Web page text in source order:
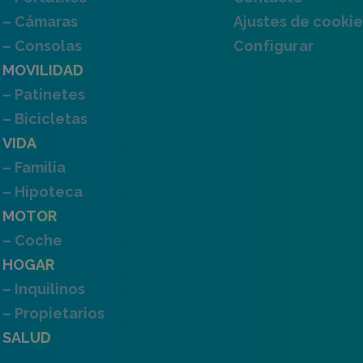
– Cámaras
– Consolas
MOVILIDAD
– Patinetes
– Bicicletas
VIDA
– Familia
– Hipoteca
MOTOR
– Coche
HOGAR
– Inquilinos
– Propietarios
SALUD
Ajustes de
Configurar